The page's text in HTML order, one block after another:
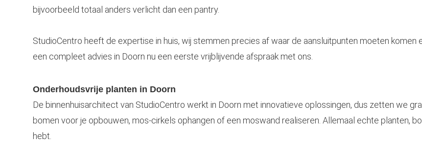
bijvoorbeeld totaal anders verlicht dan een pantry.
StudioCentro heeft de expertise in huis, wij stemmen precies af waar de aansluitpunten moeten
een compleet advies in Doorn nu een eerste vrijblijvende afspraak met ons.
Onderhoudsvrije planten in Doorn
De binnenhuisarchitect van StudioCentro werkt in Doorn met innovatieve oplossingen, dus zetten we
bomen voor je opbouwen, mos-cirkels ophangen of een moswand realiseren. Allemaal echte planten,
hebt.